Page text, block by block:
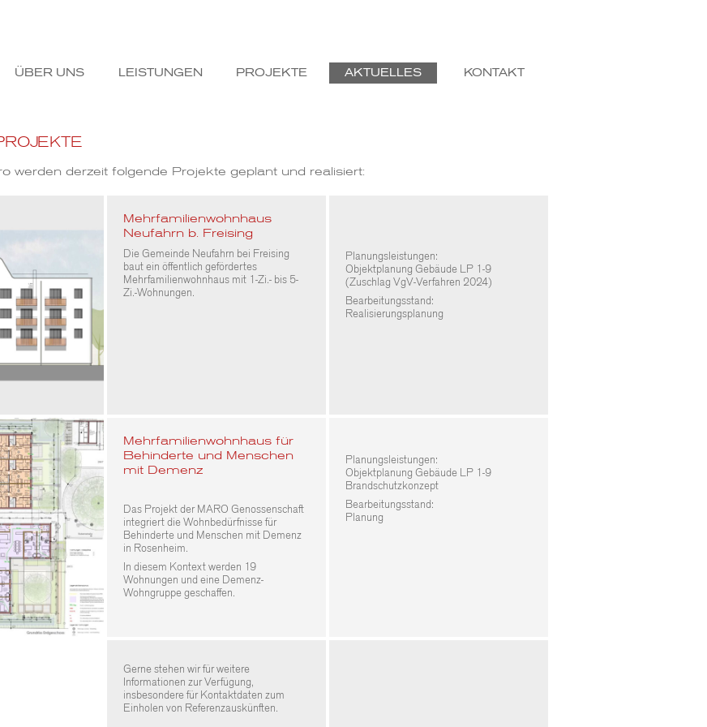
ÜBER UNS LEISTUNGEN PROJEKTE AKTUELLES KONTAKT
werden derzeit folgende Projekte geplant und realisiert:
Mehrfamilienwohnhaus
Neufahrn b. Freising
Die Gemeinde Neufahrn bei Freising
baut ein öffentlich gefördertes
Mehrfamilienwohnhaus mit 1-Zi.- bis 5-
Zi.-Wohnungen.
Planungsleistungen:
Objektplanung Gebäude LP 1-9
(Zuschlag VgV-Verfahren 2024)
Bearbeitungsstand:
Realisierungsplanung
Mehrfamilienwohnhaus für
Behinderte und Menschen
mit Demenz
Das Projekt der MARO Genossenschaft
integriert die Wohnbedürfnisse für
Behinderte und Menschen mit Demenz
in Rosenheim.
In diesem Kontext werden 19
Wohnungen und eine Demenz-
Wohngruppe geschaffen.
Planungsleistungen:
Objektplanung Gebäude LP 1-9
Brandschutzkonzept
Bearbeitungsstand:
Planung
Gerne stehen wir für weitere
Informationen zur Verfügung,
insbesondere für Kontaktdaten zum
Einholen von Referenzauskünften.